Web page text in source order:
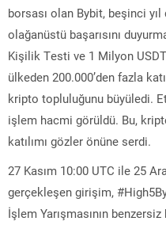
borsası olan Bybit, beşinci
olağanüstü başarısını
Kişilik Testi ve 1 Milyon
ülkeden 200.000’den fazla
kripto topluluğunu büyüledi.
işlem hacmi görüldü. Bu,
katılımı gözler önüne serdi.
27 Kasım 10:00 UTC ile 25
gerçekleşen girişim,
İşlem Yarışmasının